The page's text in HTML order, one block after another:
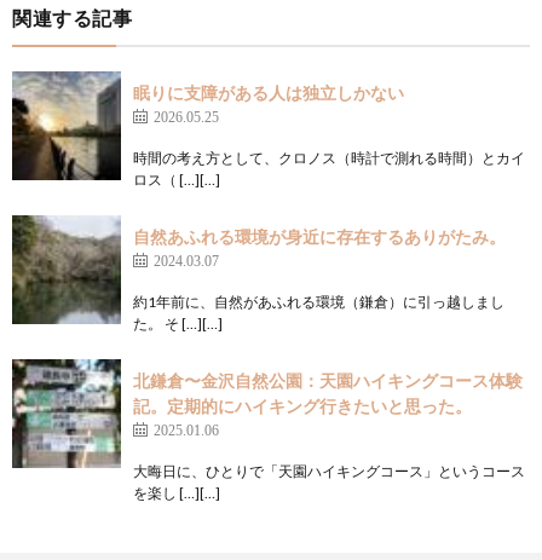
関連する記事
眠りに支障がある人は独立しかない
2026.05.25
時間の考え方として、クロノス（時計で測れる時間）とカイ
ロス（ […][…]
自然あふれる環境が身近に存在するありがたみ。
2024.03.07
約1年前に、自然があふれる環境（鎌倉）に引っ越しまし
た。 そ […][…]
北鎌倉〜金沢自然公園：天園ハイキングコース体験
記。定期的にハイキング行きたいと思った。
2025.01.06
大晦日に、ひとりで「天園ハイキングコース」というコース
を楽し […][…]